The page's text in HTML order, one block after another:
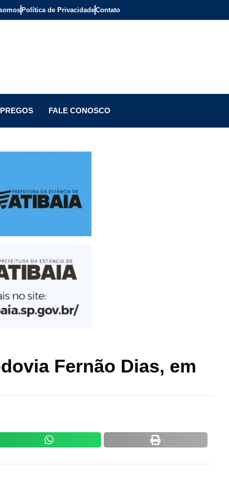
Política de PrivacidadeContato
FALE CONOSCO
Fernão Dias, em